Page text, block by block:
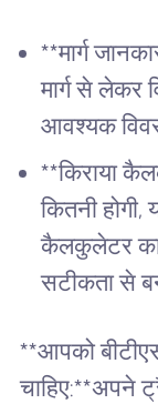
**मार्ग
मार्ग से लेकर
आवश्यक
**किराया
कितनी होगी,
कैलकुलेटर का
सटीकता से
**आपको
चाहिए:**अपने